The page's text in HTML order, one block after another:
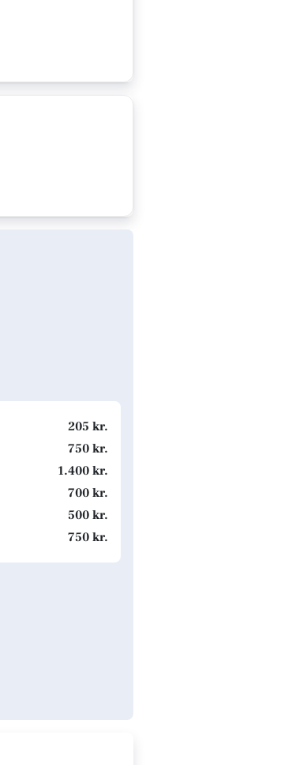
205 kr.
750 kr.
1.400 kr.
700 kr.
500 kr.
750 kr.